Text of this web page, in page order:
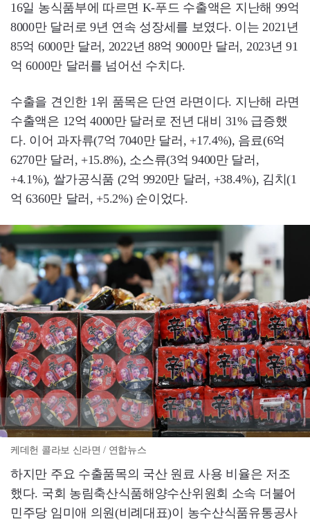
16일 농식품부에 따르면 K-푸드 수출액은 지난해 99억
8000만 달러로 9년 연속 성장세를 보였다. 이는 2021년
85억 6000만 달러, 2022년 88억 9000만 달러, 2023년 91
억 6000만 달러를 넘어선 수치다.
수출을 견인한 1위 품목은 단연 라면이다. 지난해 라면
수출액은 12억 4000만 달러로 전년 대비 31% 급증했
다. 이어 과자류(7억 7040만 달러, +17.4%), 음료(6억
6270만 달러, +15.8%), 소스류(3억 9400만 달러,
+4.1%), 쌀가공식품 (2억 9920만 달러, +38.4%), 김치(1
억 6360만 달러, +5.2%) 순이었다.
케데헌 콜라보 신라면 / 연합뉴스
하지만 주요 수출품목의 국산 원료 사용 비율은 저조
했다. 국회 농림축산식품해양수산위원회 소속 더불어
민주당 임미애 의원(비례대표)이 농수산식품유통공사